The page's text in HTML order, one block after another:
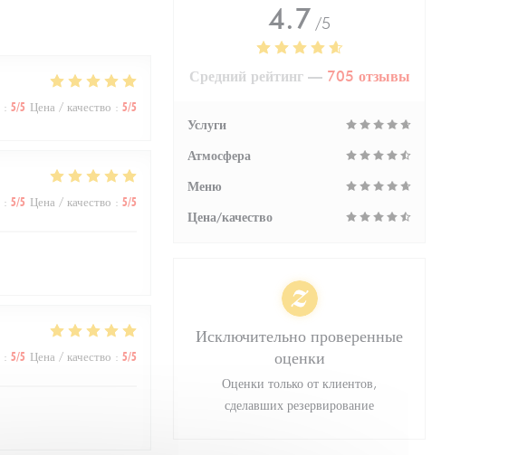
: 5/5 Цена / качество : 5/5
: 5/5 Цена / качество : 5/5
: 5/5 Цена / качество : 5/5
4.7 /5
Средний рейтинг — 705 отзывы
Услуги
Атмосфера
Меню
Цена/качество
Исключительно проверенные
оценки
Оценки только от клиентов,
сделавших резервирование